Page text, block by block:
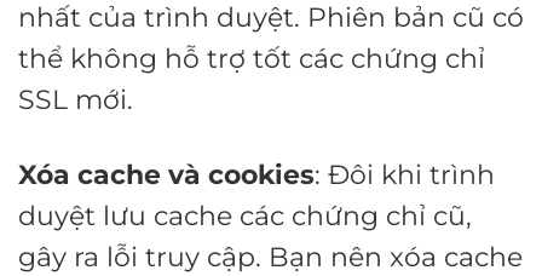
nhất của trình duyệt. Phiên bản cũ có
thể không hỗ trợ tốt các chứng chỉ
SSL mới.
Xóa cache và cookies: Đôi khi trình
duyệt lưu cache các chứng chỉ cũ,
gây ra lỗi truy cập. Bạn nên xóa cache